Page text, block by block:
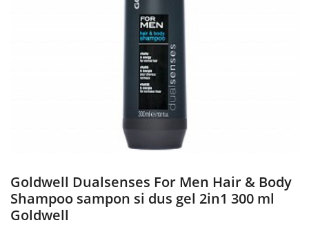
Goldwell Dualsenses For Men Hair & Body
Shampoo sampon si dus gel 2in1 300 ml
Goldwell